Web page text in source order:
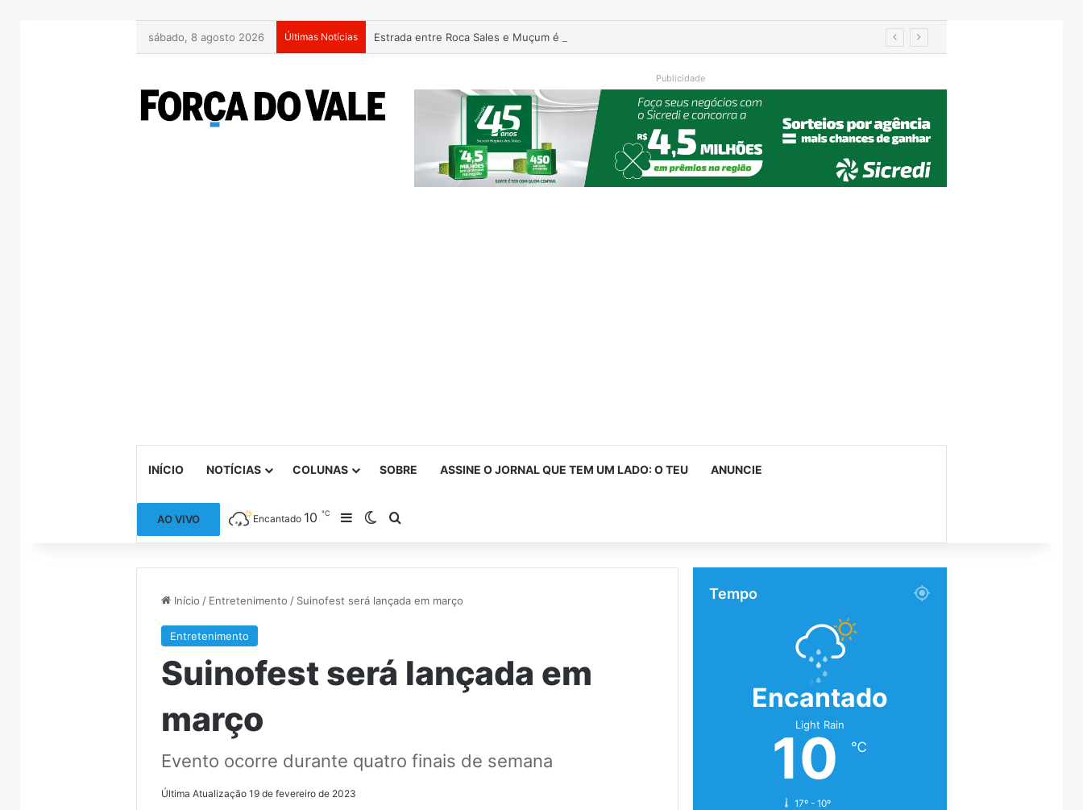
sábado, 8 agosto 2026 Últimas Notícias Estrada entre Roca Sales e Muçum é liberada após serviços de manutenção
Publicidade
INÍCIO NOTÍCIAS COLUNAS SOBRE ASSINE O JORNAL QUE TEM UM LADO: O TEU ANUNCIE
AO VIVO Encantado 10℃ Barra Lateral
Switch skin
Início / Entretenimento / Suinofest será lançada em março
Entretenimento
Suinofest será lançada em
março
Evento ocorre durante quatro finais de semana
Última Atualização 19 de fevereiro de 2023
Tempo
Encantado
Light Rain
10 ℃
17º - 10º